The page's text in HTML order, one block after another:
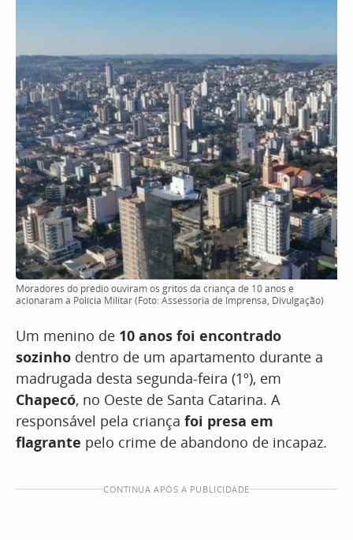
Moradores do prédio ouviram os gritos da criança de 10 anos e
acionaram a Polícia Militar (Foto: Assessoria de Imprensa, Divulgação)
Um menino de 10 anos foi encontrado
sozinho dentro de um apartamento durante a
madrugada desta segunda-feira (1º), em
Chapecó, no Oeste de Santa Catarina. A
responsável pela criança foi presa em
flagrante pelo crime de abandono de incapaz.
CONTINUA APÓS A PUBLICIDADE